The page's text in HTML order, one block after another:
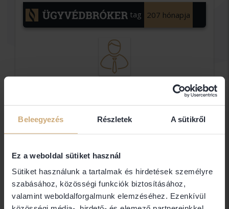
Beleegyezés Részletek A sütikről
Ez a weboldal sütiket használ
Sütiket használunk a tartalmak és hirdetések személyre
szabásához, közösségi funkciók biztosításához,
valamint weboldalforgalmunk elemzéséhez. Ezenkívül
tag 207 hónapja
dr.
Szendrei
Éva
egyéni
ügyvéd
dr. Szendrei Éva